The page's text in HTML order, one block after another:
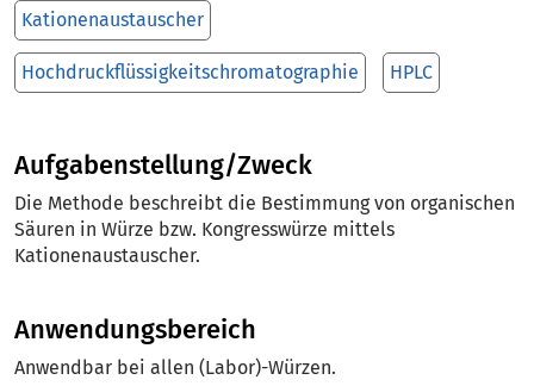
Kationenaustauscher
Hochdruckflüssigkeitschromatographie HPLC
Aufgabenstellung/Zweck
Die Methode beschreibt die Bestimmung von organischen
Säuren in Würze bzw. Kongresswürze mittels
Kationenaustauscher.
Anwendungsbereich
Anwendbar bei allen (Labor)-Würzen.